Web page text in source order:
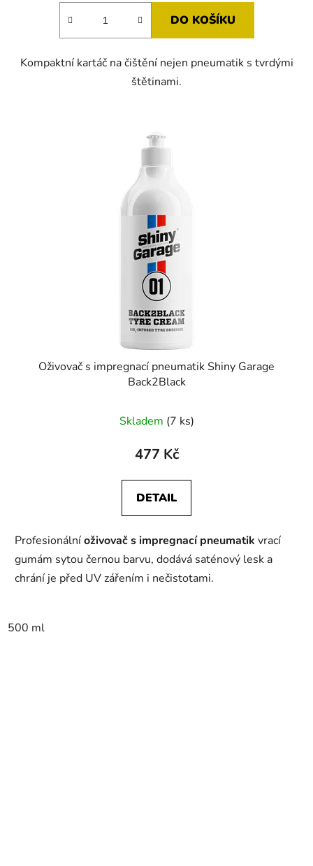
5,0
hvězdiček.
DO KOŠÍKU
Kompaktní kartáč na čištění nejen pneumatik s tvrdými
štětinami.
Oživovač s impregnací pneumatik Shiny Garage
Back2Black
Skladem (7 ks)
477 Kč
DETAIL
Profesionálníoživovač s impregnací pneumatik vrací
gumám sytou černou barvu, dodává saténový lesk a
chrání je před UV zářením i nečistotami.
500 ml